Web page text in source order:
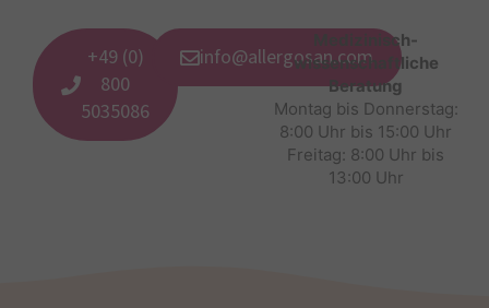
+49 (0)
800
5035086
info@allergosan.com
Medizinisch-
wissenschaftliche
Beratung
Montag bis Donnerstag:
8:00 Uhr bis 15:00 Uhr
Freitag: 8:00 Uhr bis
13:00 Uhr